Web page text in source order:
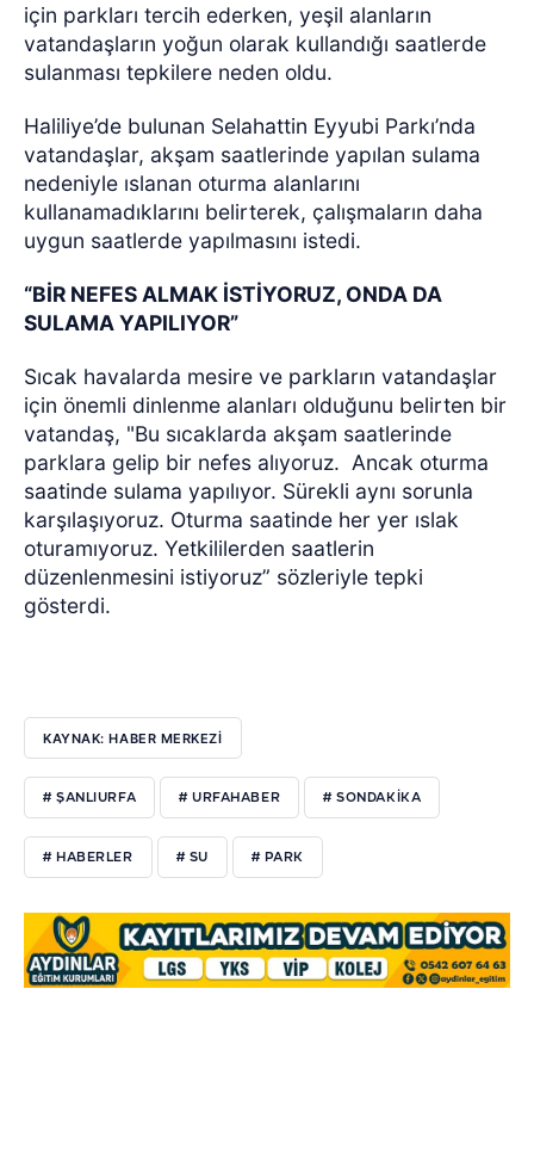
için parkları tercih ederken, yeşil alanların
vatandaşların yoğun olarak kullandığı saatlerde
sulanması tepkilere neden oldu.
Haliliye’de bulunan Selahattin Eyyubi Parkı’nda
vatandaşlar, akşam saatlerinde yapılan sulama
nedeniyle ıslanan oturma alanlarını
kullanamadıklarını belirterek, çalışmaların daha
uygun saatlerde yapılmasını istedi.
“BİR NEFES ALMAK İSTİYORUZ, ONDA DA
SULAMA YAPILIYOR”
Sıcak havalarda mesire ve parkların vatandaşlar
için önemli dinlenme alanları olduğunu belirten bir
vatandaş, "Bu sıcaklarda akşam saatlerinde
parklara gelip bir nefes alıyoruz. Ancak oturma
saatinde sulama yapılıyor. Sürekli aynı sorunla
karşılaşıyoruz. Oturma saatinde her yer ıslak
oturamıyoruz. Yetkililerden saatlerin
düzenlenmesini istiyoruz” sözleriyle tepki
gösterdi.
KAYNAK: HABER MERKEZI
# ŞANLIURFA # URFAHABER # SONDAKIKA
# HABERLER # SU # PARK